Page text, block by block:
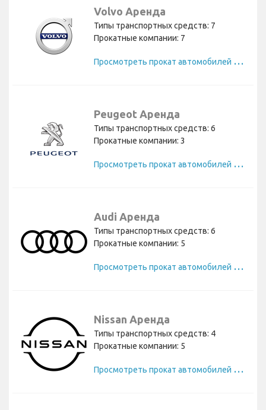
Volvo Аренда
Типы транспортных средств: 7
Прокатные компании: 7
П
росмотреть прокат автомобилей Volvo
Peugeot Аренда
Типы транспортных средств: 6
Прокатные компании: 3
П
росмотреть прокат автомобилей Peugeot
Audi Аренда
Типы транспортных средств: 6
Прокатные компании: 5
П
росмотреть прокат автомобилей Audi
Nissan Аренда
Типы транспортных средств: 4
Прокатные компании: 5
П
росмотреть прокат автомобилей Nissan